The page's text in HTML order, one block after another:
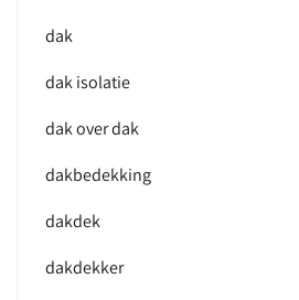
dak
dak isolatie
dak over dak
dakbedekking
dakdek
dakdekker